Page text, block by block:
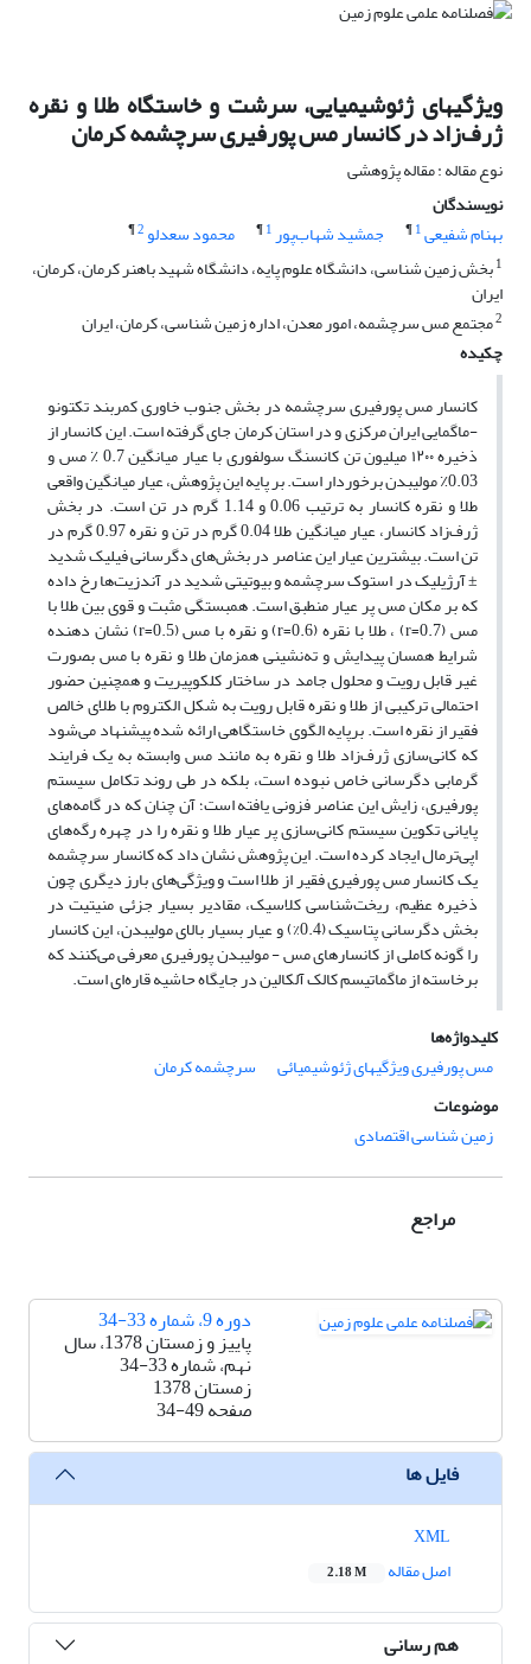
ویژگیهای ژئوشیمیایی، سرشت و خاستگاه طلا و نقره
ژرف‌زاد در کانسار مس پورفیری سرچشمه کرمان
نوع مقاله : مقاله پژوهشی
نویسندگان
بهنام شفیعی1
¶ جمشید شهاب‌پور1
¶ محمود سعدلو2
¶
1بخش زمین شناسی، دانشگاه علوم پایه، دانشگاه شهید باهنر کرمان، کرمان،
ایران
2مجتمع مس سرچشمه، امور معدن، اداره زمین شناسی، کرمان، ایران
چکیده
کانسار مس پورفیری سرچشمه در بخش جنوب خاوری کمربند تکتونو
-ماگمایی ایران مرکزی و در استان کرمان جای گرفته است. این کانسار از
ذخیره ۱۲۰۰ میلیون تن کانسنگ سولفوری با عیار میانگین 0.7 ٪ مس و
0.03٪ مولیبدن برخوردار است. بر پایه این پژوهش، عیار میانگین واقعی
طلا و نقره کانسار به ترتیب 0.06 و 1.14 گرم در تن است. در بخش
ژرف‌زاد کانسار، عیار میانگین طلا 0.04 گرم در تن و نقره 0.97 گرم در
تن است. بیشترین عیار این عناصر در بخش‌های دگرسانی فیلیک شدید
± آرژیلیک در استوک سرچشمه و بیوتیتی شدید در آندزیت‌ها رخ داده
که بر مکان مس پر عیار منطبق است. همبستگی مثبت و قوی بین طلا با
مس (0.7=r) ، طلا با نقره (0.6=r) و نقره با مس (0.5=r) نشان دهنده
شرایط همسان پیدایش و ته‌نشینی همزمان طلا و نقره با مس بصورت
غیر قابل رویت و محلول جامد در ساختار کلکوپیریت و همچنین حضور
احتمالی ترکیبی از طلا و نقره قابل رویت به شکل الکتروم با طلای خالص
فقیر از نقره است. برپایه الگوی خاستگاهی ارائه شده پیشنهاد می‌شود
که کانی‌سازی ژرف‌زاد طلا و نقره به مانند مس وابسته به یک فرایند
گرمابی دگرسانی خاص نبوده است، بلکه در طی روند تکامل سیستم
پورفیری، زایش این عناصر فزونی یافته است؛ آن چنان که در گامه‌های
پایانی تکوین سیستم کانی‌سازی پر عیار طلا و نقره را در چهره رگه‌های
اپی‌ترمال ایجاد کرده است. این پژوهش نشان داد که کانسار سرچشمه
یک کانسار مس پورفیری فقیر از طلا است و ویژگی‌های بارز دیگری چون
ذخیره عظیم، ریخت‌شناسی کلاسیک، مقادیر بسیار جزئی منیتیت در
بخش دگرسانی پتاسیک (0.4%) و عیار بسیار بالای مولیبدن، این کانسار
را گونه کاملی از کانسارهای مس - مولیبدن پورفیری معرفی می‌کنند که
برخاسته از ماگماتیسم کالک آلکالین در جایگاه حاشیه قاره‌ای است.
کلیدواژه‌ها
مس پورفیری ویژگیهای ژئوشیمیائی
سرچشمه کرمان
موضوعات
زمین شناسی اقتصادی
مراجع
دوره 9، شماره 33-34
پاییز و زمستان 1378، سال
نهم، شماره 33-34
زمستان 1378
صفحه34-49
فایل ها
اصل مقاله
2.18 M
هم رسانی